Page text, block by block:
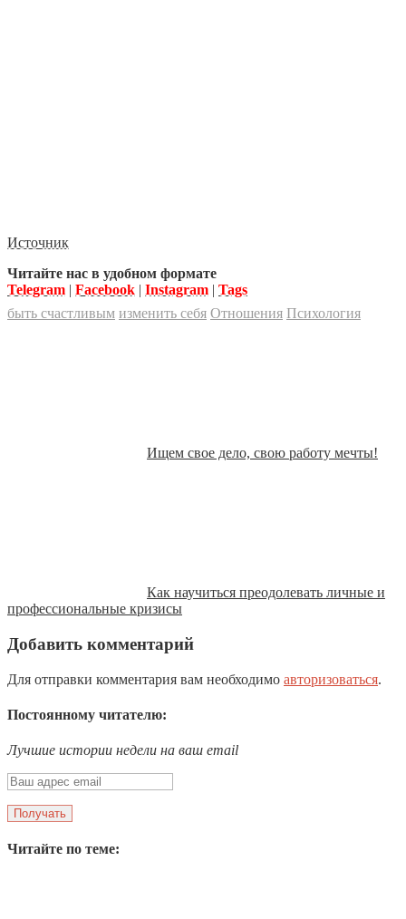
Источник
Читайте нас в удобном формате
Telegram | Facebook | Instagram | Tags
быть счастливым изменить себя Отношения Психология
Ищем свое дело, свою работу мечты!
Как научиться преодолевать личные и
профессиональные кризисы
Добавить комментарий
Для отправки комментария вам необходимо авторизоваться.
Постоянному читателю:
Лучшие истории недели на ваш email
Читайте по теме: